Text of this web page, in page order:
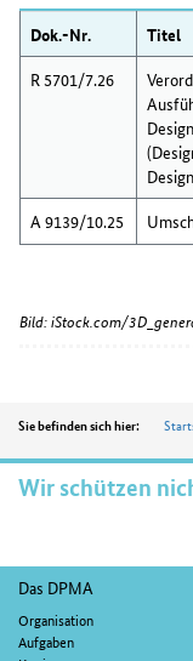
Dok.-Nr. Titel
R 5701/7.26
A 9139/10.25
Bild: iStock.com/
Position
Sie befinden sich hier:
Wir schützen
Das DPMA
Organisation
Aufgaben